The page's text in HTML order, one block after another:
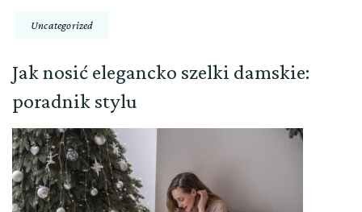
Uncategorized
Jak nosić elegancko szelki damskie:
poradnik stylu